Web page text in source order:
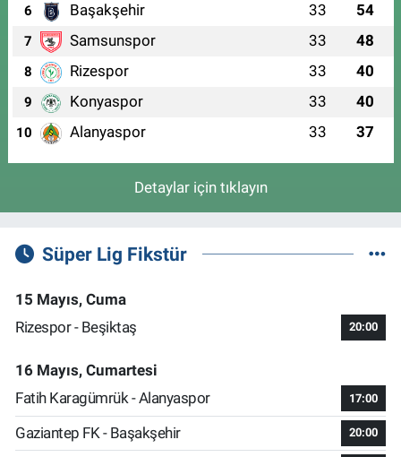
6 Başakşehir 33 54
7 Samsunspor 33 48
8 Rizespor 33 40
9 Konyaspor 33 40
10 Alanyaspor 33 37
Detaylar için tıklayın
Süper Lig Fikstür
15 Mayıs, Cuma
Rizespor - Beşiktaş
20:00
16 Mayıs, Cumartesi
Fatih Karagümrük - Alanyaspor
17:00
Gaziantep FK - Başakşehir 20:00